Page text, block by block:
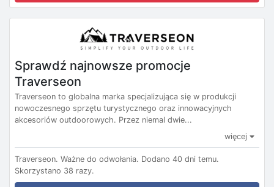
Sprawdź najnowsze promocje
Traverseon
Traverseon to globalna marka specjalizująca się w produkcji
nowoczesnego sprzętu turystycznego oraz innowacyjnych
akcesoriów outdoorowych. Przez niemal dwie...
więcej
Traverseon. Ważne do odwołania. Dodano 40 dni temu.
Skorzystano 38 razy.